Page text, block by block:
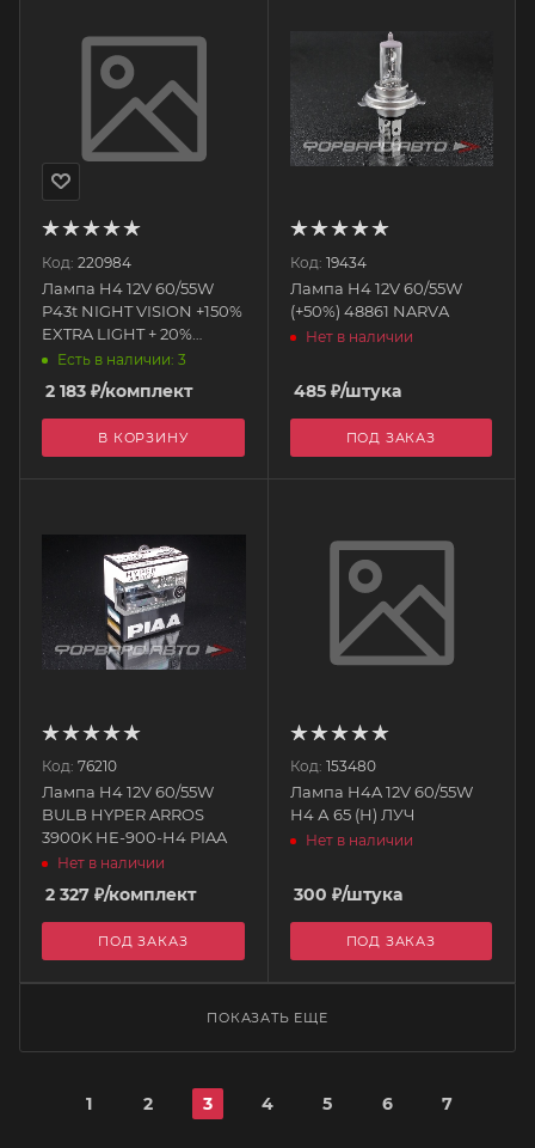
Код: 220984
Лампа H4 12V 60/55W
P43t NIGHT VISION +150%
EXTRA LIGHT + 20%
WHITER 2 шт 22144 NV
WOLFRAM
Есть в наличии: 3
2 183 ₽/комплект
В КОРЗИНУ
Код: 19434
Лампа H4 12V 60/55W
(+50%) 48861 NARVA
Нет в наличии
485₽/штука
ПОД ЗАКАЗ
Код: 76210
Лампа H4 12V 60/55W
BULB HYPER ARROS
3900K HE-900-H4 PIAA
Нет в наличии
2 327 ₽/комплект
ПОД ЗАКАЗ
Код: 153480
Лампа H4A 12V 60/55W
Н4 А 65 (Н) ЛУЧ
Нет в наличии
300 ₽/штука
ПОД ЗАКАЗ
ПОКАЗАТЬ ЕЩЕ
1 2 3 4 5 6 7